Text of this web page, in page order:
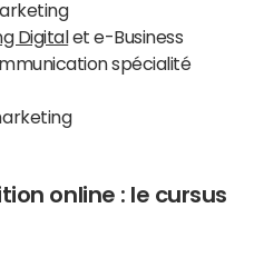
Digital et e-Business
spécialité
online : le cursus